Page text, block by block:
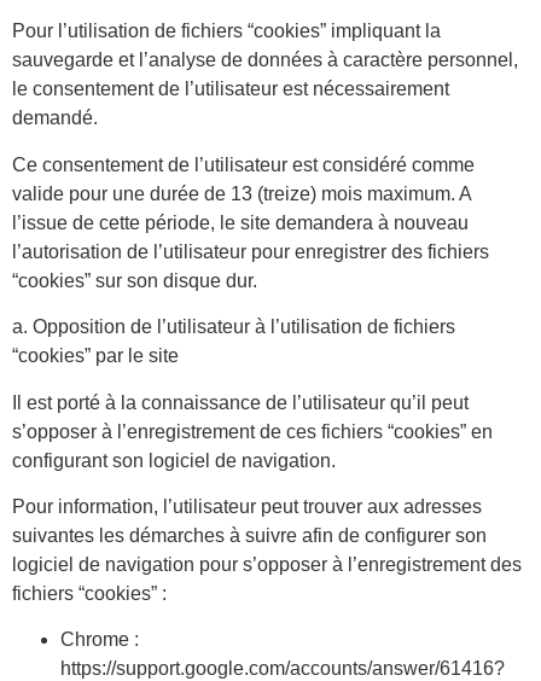
Pour l’utilisation de fichiers “cookies” impliquant la
sauvegarde et l’analyse de données à caractère personnel,
le consentement de l’utilisateur est nécessairement
demandé.
Ce consentement de l’utilisateur est considéré comme
valide pour une durée de 13 (treize) mois maximum. A
l’issue de cette période, le site demandera à nouveau
l’autorisation de l’utilisateur pour enregistrer des fichiers
“cookies” sur son disque dur.
a. Opposition de l’utilisateur à l’utilisation de fichiers
“cookies” par le site
Il est porté à la connaissance de l’utilisateur qu’il peut
s’opposer à l’enregistrement de ces fichiers “cookies” en
configurant son logiciel de navigation.
Pour information, l’utilisateur peut trouver aux adresses
suivantes les démarches à suivre afin de configurer son
logiciel de navigation pour s’opposer à l’enregistrement des
fichiers “cookies” :
Chrome :
https://support.google.com/accounts/answer/61416?